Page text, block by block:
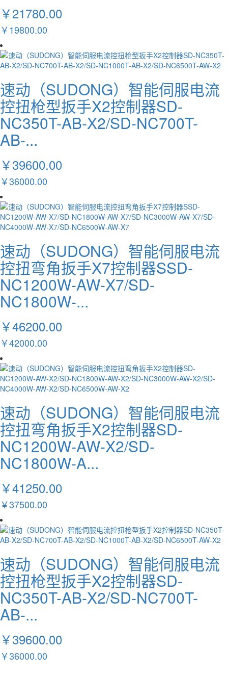
￥21780.00
￥19800.00
速动（SUDONG）智能伺服电流
控扭枪型扳手X2控制器SD-
NC350T-AB-X2/SD-NC700T-
AB-...
￥39600.00
￥36000.00
速动（SUDONG）智能伺服电流
控扭弯角扳手X7控制器SSD-
NC1200W-AW-X7/SD-
NC1800W-...
￥46200.00
￥42000.00
速动（SUDONG）智能伺服电流
控扭弯角扳手X2控制器SD-
NC1200W-AW-X2/SD-
NC1800W-A...
￥41250.00
￥37500.00
速动（SUDONG）智能伺服电流
控扭枪型扳手X2控制器SD-
NC350T-AB-X2/SD-NC700T-
AB-...
￥39600.00
￥36000.00